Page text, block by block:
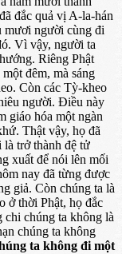
đắc quả vị A-la-hán
mươi người cùng đi
Vì vậy, người ta
Riêng Phật
đêm, mà sáng
Còn các Tỳ-kheo
người. Điều này
giáo hóa một ngàn
Thật vậy, họ đã
là trở thành đệ tử
xuất để nói lên mối
nay đã từng được
giả. Còn chúng ta là
ở thời Phật, họ đắc
chúng ta không là
chúng ta không
ta không đi một